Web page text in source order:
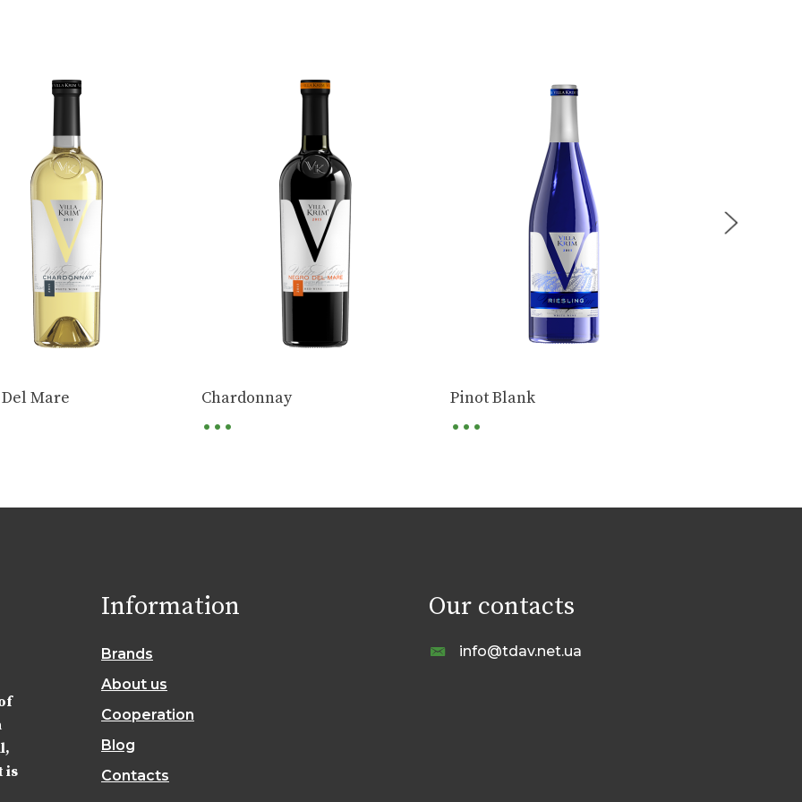
Mare Chardonnay
... Pinot Blank
...
is
Information
Brands
About us
Cooperation
Blog
Contacts
Our contacts
info@tdav.net.ua